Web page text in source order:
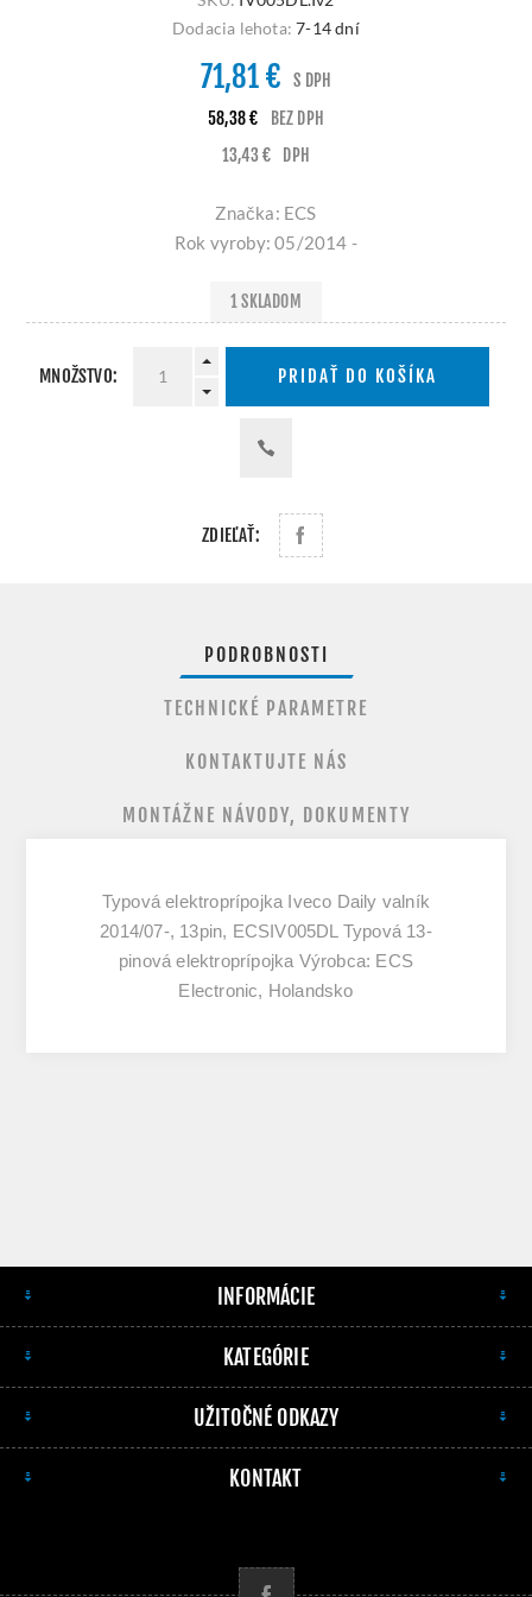
Dodacia lehota: 7-14 dní
71,81 €
S DPH
58,38 €
BEZ DPH
13,43 €
DPH
Značka: ECS
Rok vyroby: 05/2014 -
1 SKLADOM
MNOŽSTVO: PRIDAŤ DO KOŠÍKA
ZDIEĽAŤ:
PODROBNOSTI
TECHNICKÉ PARAMETRE
KONTAKTUJTE NÁS
MONTÁŽNE NÁVODY, DOKUMENTY
Typová elektroprípojka Iveco Daily valník
2014/07-, 13pin, ECSIV005DL Typová 13-
pinová elektroprípojka Výrobca: ECS
Electronic, Holandsko
INFORMÁCIE
KATEGÓRIE
UŽITOČNÉ ODKAZY
KONTAKT